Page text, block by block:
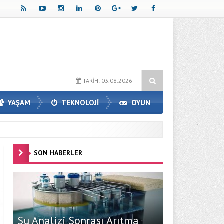
Oluşturun Avrupa Yakasındaki En İyi Panelvan Kaplama
TARİH: 03.08.2026
YAŞAM TEKNOLOJİ OYUN
SON HABERLER
Su Analizi Sonrası Arıtma